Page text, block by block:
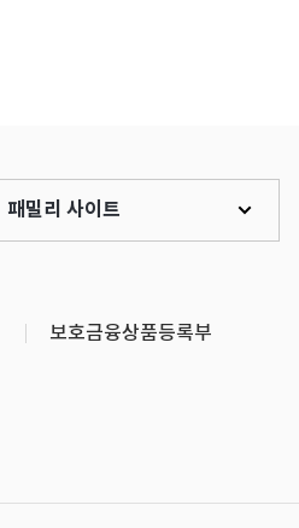
보호금융상품등록부
패밀리 사이트